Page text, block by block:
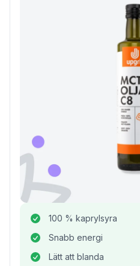
100 % kaprylsyra
Snabb energi
Lätt att blanda